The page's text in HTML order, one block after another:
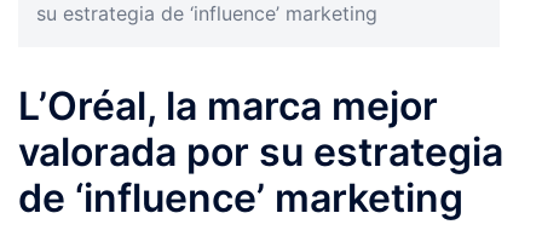
su estrategia de ‘influence’ marketing
L’Oréal, la marca mejor
valorada por su estrategia
de ‘influence’ marketing